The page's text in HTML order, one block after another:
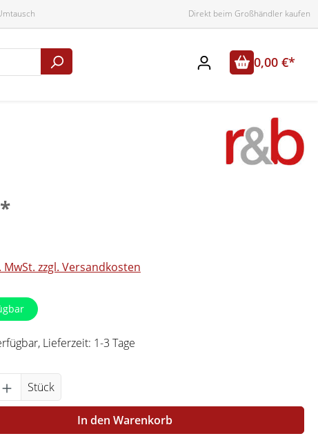
Direkt beim Großhändler kaufen
0,00 €*
MwSt. zzgl. Versandkosten
Lieferzeit: 1-3 Tage
Anzahl: Gib den gewünschten Wert ein
Stück
In den Warenkorb